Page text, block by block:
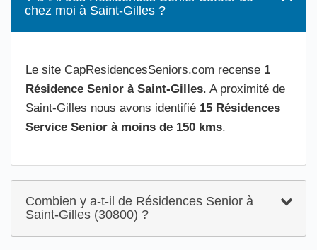
chez moi à Saint-Gilles ?
Le site CapResidencesSeniors.com recense 1
Résidence Senior à Saint-Gilles. A proximité de
Saint-Gilles nous avons identifié 15 Résidences
Service Senior à moins de 150 kms.
Combien y a-t-il de Résidences Senior à
Saint-Gilles (30800) ?